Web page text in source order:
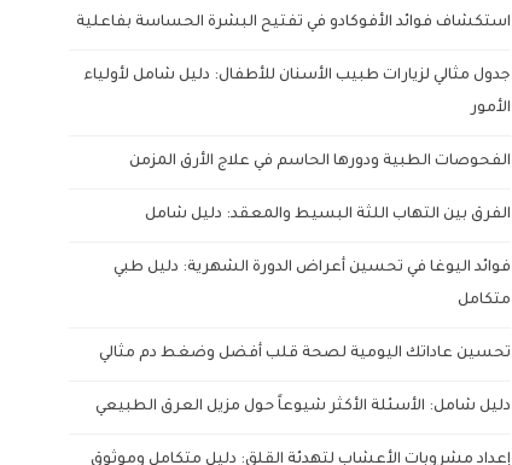
استكشاف فوائد الأفوكادو في تفتيح البشرة الحساسة بفاعلية
جدول مثالي لزيارات طبيب الأسنان للأطفال: دليل شامل لأولياء
الأمور
الفحوصات الطبية ودورها الحاسم في علاج الأرق المزمن
الفرق بين التهاب اللثة البسيط والمعقد: دليل شامل
فوائد اليوغا في تحسين أعراض الدورة الشهرية: دليل طبي
متكامل
تحسين عاداتك اليومية لصحة قلب أفضل وضغط دم مثالي
دليل شامل: الأسئلة الأكثر شيوعاً حول مزيل العرق الطبيعي
إعداد مشروبات الأعشاب لتهدئة القلق: دليل متكامل وموثوق